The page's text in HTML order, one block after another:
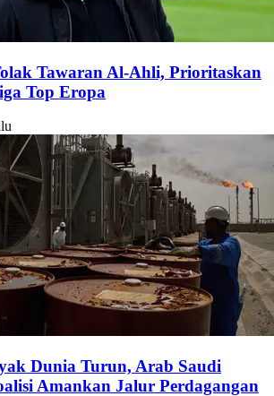
Tawaran Al-Ahli, Prioritaskan
Top Eropa
Dunia Turun, Arab Saudi
Amankan Jalur Perdagangan